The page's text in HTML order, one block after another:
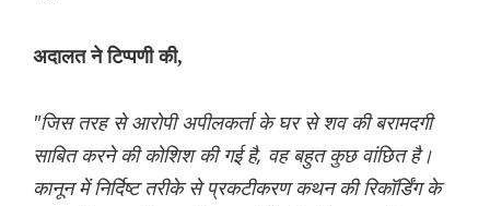
अदालत ने टिप्पणी की,
"जिस तरह से आरोपी अपीलकर्ता के घर से शव की बरामदगी
साबित करने की कोशिश की गई है, वह बहुत कुछ वांछित है।
कानून में निर्दिष्ट तरीके से प्रकटीकरण कथन की रिकॉर्डिंग के